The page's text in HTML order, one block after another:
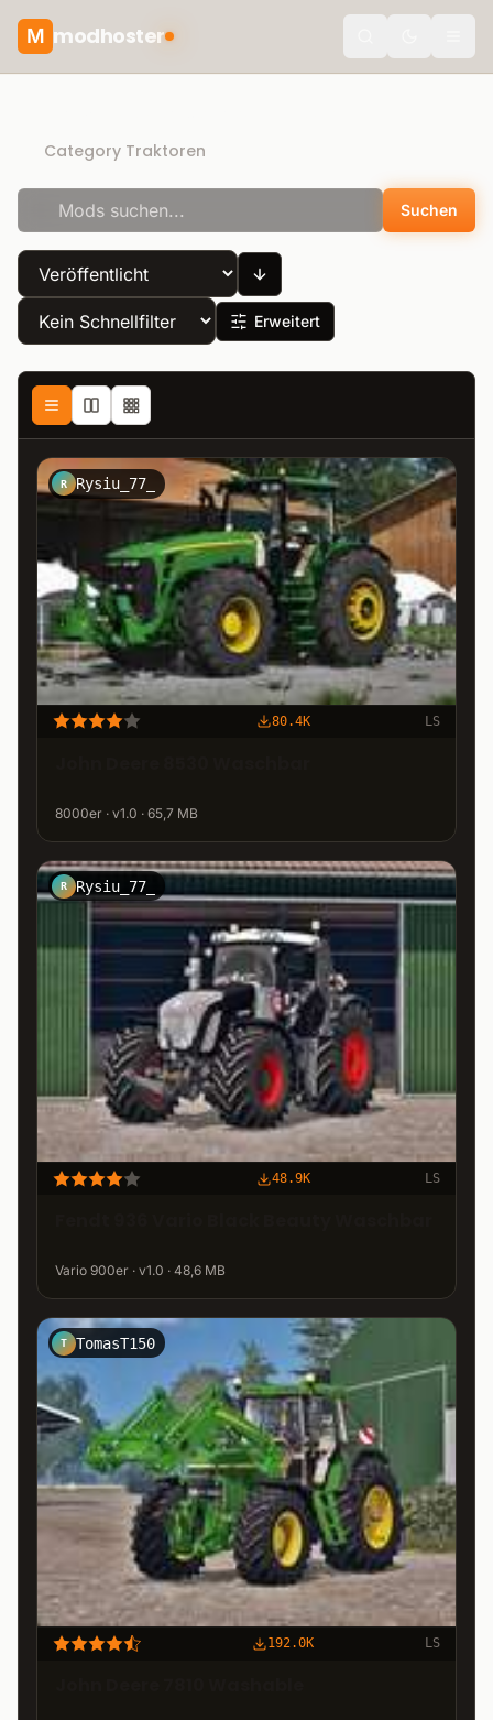
M modhoster
Category Traktoren
Suchen
Erweitert
R Rysiu_77_
80.4K LS
8000er · v1.0 · 65,7 MB
R Rysiu_77_
48.9K LS
Vario 900er · v1.0 · 48,6 MB
T TomasT150
192.0K LS